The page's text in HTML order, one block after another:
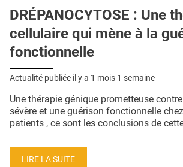
CRÉDITS
DRÉPANOCYTOSE : Une
cellulaire qui mène à la
fonctionnelle
Actualité publiée il y a 1 mois 1 semaine
Une thérapie génique prometteuse
sévère et une guérison fonctionnelle
patients , ce sont les conclusions de
LIRE LA SUITE